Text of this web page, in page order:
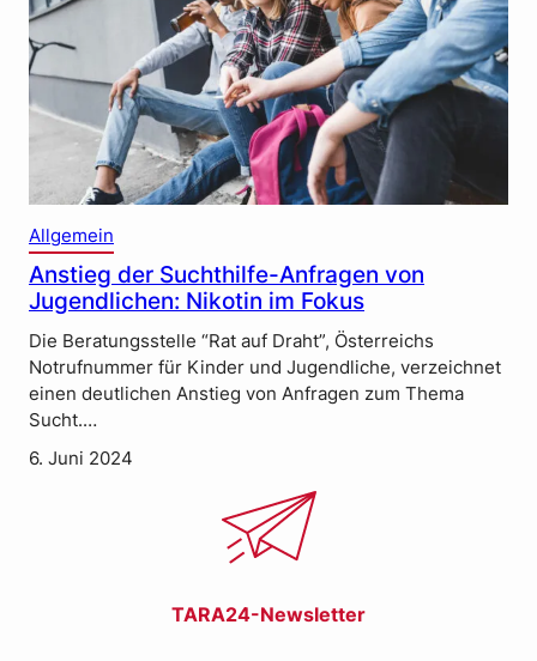
Allgemein
Anstieg der Suchthilfe-Anfragen von
Jugendlichen: Nikotin im Fokus
Die Beratungsstelle “Rat auf Draht”, Österreichs
Notrufnummer für Kinder und Jugendliche, verzeichnet
einen deutlichen Anstieg von Anfragen zum Thema
Sucht.…
6. Juni 2024
TARA24-Newsletter